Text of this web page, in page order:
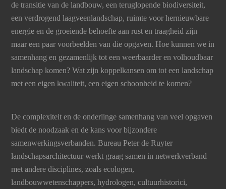
de transitie van de landbouw, een teruglopende biodiversiteit,
een verdrogend laagveenlandschap, ruimte voor hernieuwbare
energie en de groeiende behoefte aan rust en traagheid zijn
maar een paar voorbeelden van die opgaven. Hoe kunnen we in
samenhang en gezamenlijk tot een weerbaarder en volhoudbaar
landschap komen? Wat zijn koppelkansen om tot een landschap
met een eigen kwaliteit, een eigen schoonheid te komen?
De complexiteit en de onderlinge samenhang van veel opgaven
biedt de noodzaak en de kans voor bijzondere
samenwerkingsverbanden. Bureau Peter de Ruyter
landschapsarchitectuur werkt graag samen in netwerkverband
met andere disciplines, zoals ecologen,
landbouwwetenschappers, hydrologen, cultuurhistorici,